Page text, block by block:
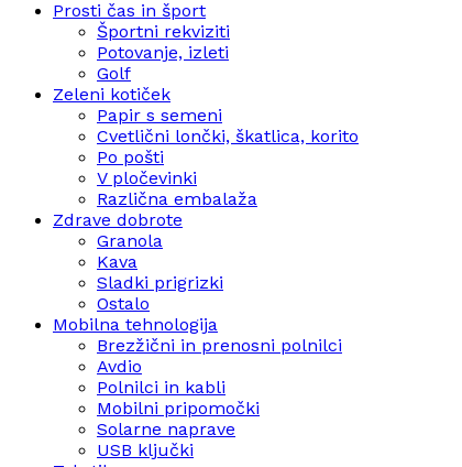
Prosti čas in šport
Športni rekviziti
Potovanje, izleti
Golf
Zeleni kotiček
Papir s semeni
Cvetlični lončki, škatlica, korito
Po pošti
V pločevinki
Različna embalaža
Zdrave dobrote
Granola
Kava
Sladki prigrizki
Ostalo
Mobilna tehnologija
Brezžični in prenosni polnilci
Avdio
Polnilci in kabli
Mobilni pripomočki
Solarne naprave
USB ključki